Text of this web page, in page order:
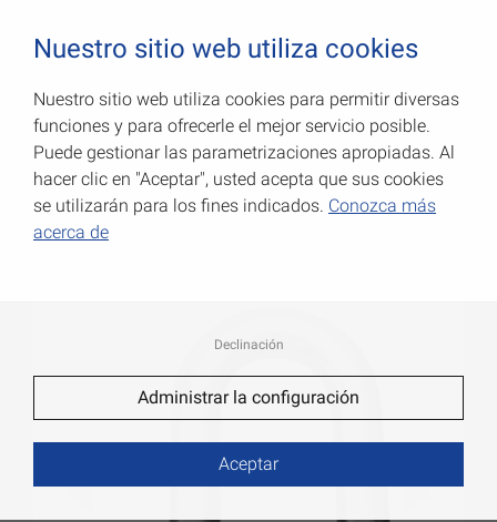
Grilletes
Número de art.: 007900777AV
Nuestro sitio web utiliza cookies
Nuestro sitio web utiliza cookies para permitir diversas
funciones y para ofrecerle el mejor servicio posible.
Puede gestionar las parametrizaciones apropiadas. Al
hacer clic en "Aceptar", usted acepta que sus cookies
se utilizarán para los fines indicados. Conozca más
acerca de
Declinación
Administrar la configuración
Aceptar